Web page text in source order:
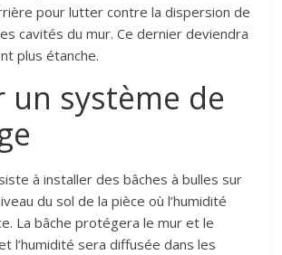
pour lutter contre la dispersion de
cavités du mur. Ce dernier deviendra
plus étanche.
un système de
à installer des bâches à bulles sur
du sol de la pièce où l’humidité
La bâche protégera le mur et le
l’humidité sera diffusée dans les